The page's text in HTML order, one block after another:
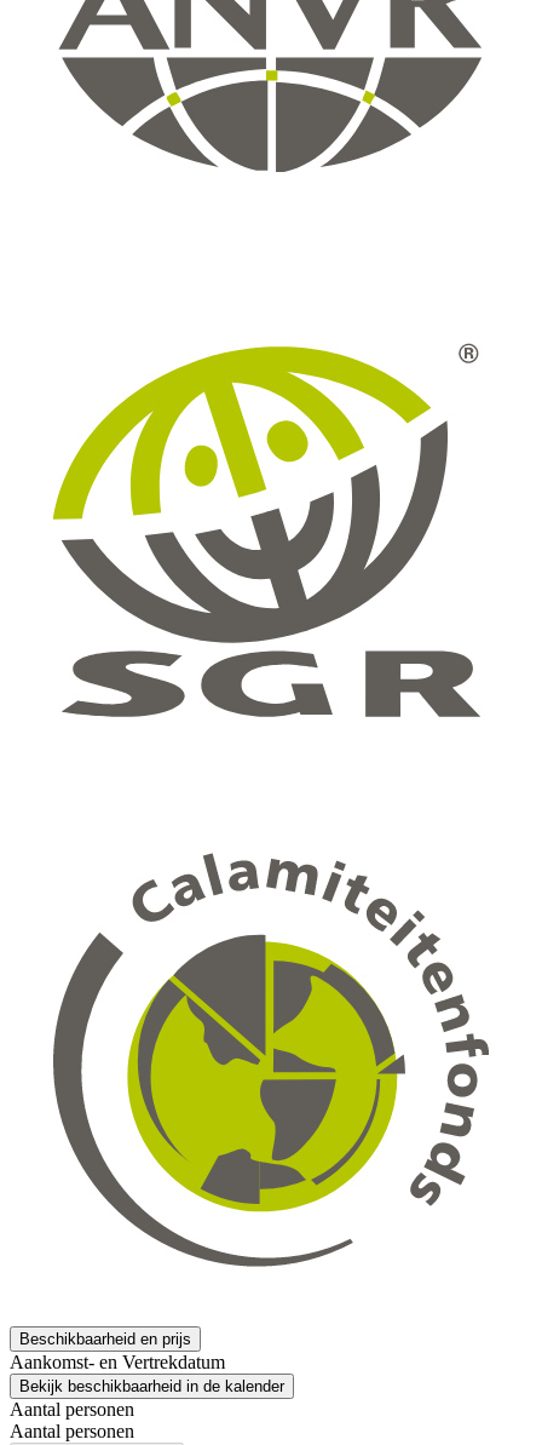
Beschikbaarheid en prijs
Aankomst- en Vertrekdatum
Bekijk beschikbaarheid in de kalender
Aantal personen
Aantal personen